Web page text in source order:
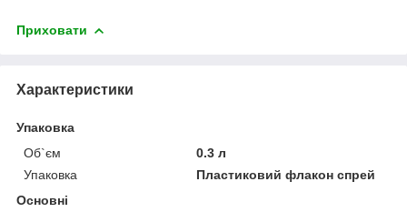
Приховати
Характеристики
Упаковка
Об`єм
0.3 л
Упаковка
Пластиковий флакон спрей
Основні